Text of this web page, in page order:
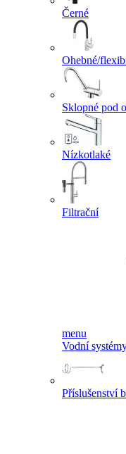
Černé
Ohebné/
Sklopné pod
Nízkotlaké
Filtrační
menu
Vodní
Příslušenství